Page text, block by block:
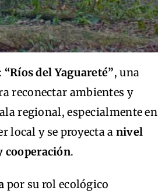
“Ríos del Yaguareté”, una
reconectar ambientes y
regional, especialmente en
local y se proyecta a nivel
cooperación.
por su rol ecológico